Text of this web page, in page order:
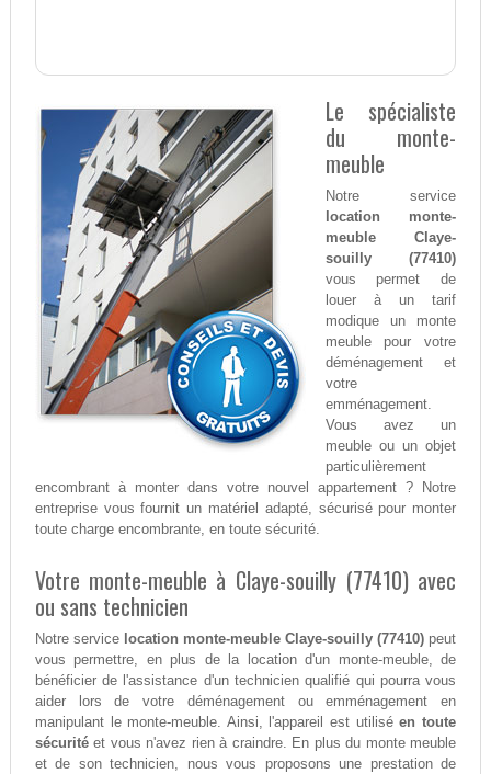
Le spécialiste
du monte-
meuble
Notre service
location monte-
meuble Claye-
souilly (77410)
vous permet de
louer à un tarif
modique un monte
meuble pour votre
déménagement et
votre
emménagement.
Vous avez un
meuble ou un objet
particulièrement
encombrant à monter dans votre nouvel appartement ? Notre
entreprise vous fournit un matériel adapté, sécurisé pour monter
toute charge encombrante, en toute sécurité.
Votre monte-meuble à Claye-souilly (77410) avec
ou sans technicien
Notre service location monte-meuble Claye-souilly (77410) peut
vous permettre, en plus de la location d'un monte-meuble, de
bénéficier de l'assistance d'un technicien qualifié qui pourra vous
aider lors de votre déménagement ou emménagement en
manipulant le monte-meuble. Ainsi, l'appareil est utiliséen toute
sécuritéet vous n'avez rien à craindre. En plus du monte meuble
et de son technicien, nous vous proposons une prestation de